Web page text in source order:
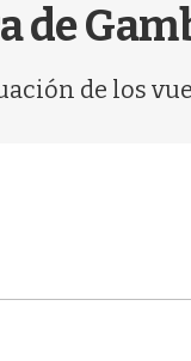
de
de los